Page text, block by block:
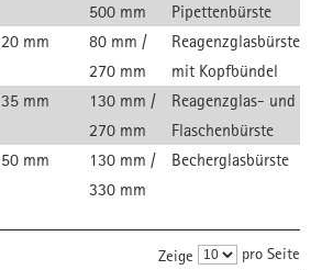
500 mm
Pipettenbürste
20 mm
80 mm /
270 mm
Reagenzglasbürste
mit Kopfbündel
35 mm
130 mm /
270 mm
Reagenzglas- und
Flaschenbürste
50 mm
130 mm /
330 mm
Becherglasbürste
Zeige pro Seite